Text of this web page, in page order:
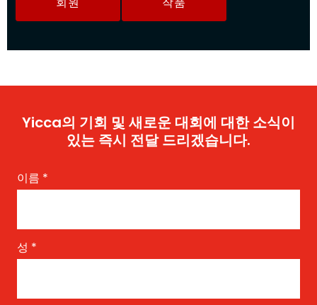
Yicca의 기회 및 새로운 대회에 대한 소식이
있는 즉시 전달 드리겠습니다.
이름 *
성 *